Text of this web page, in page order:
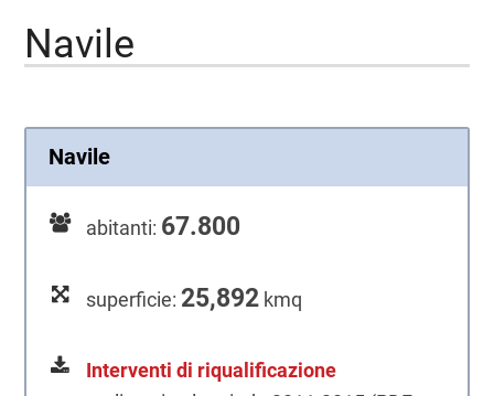
Navile
Navile
abitanti: 67.800
superficie: 25,892 kmq
Interventi di riqualificazione